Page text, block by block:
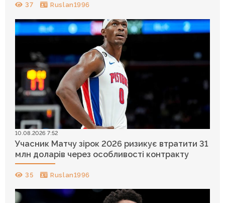
37 Ruslan1996
10.08.2026 7:52
Учасник Матчу зірок 2026 ризикує втратити 31
млн доларів через особливості контракту
35 Ruslan1996